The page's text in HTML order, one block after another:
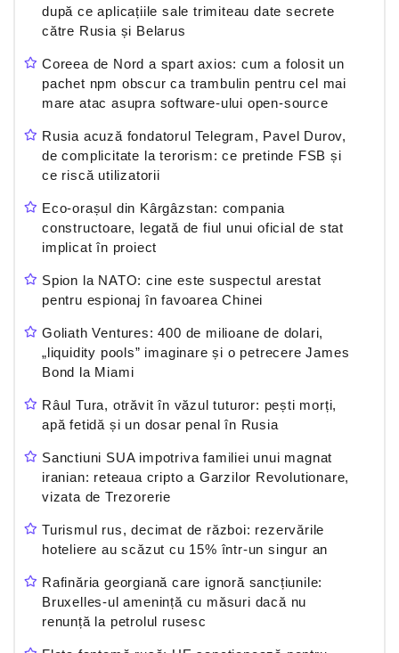
după ce aplicațiile sale trimiteau date secrete
către Rusia și Belarus
Coreea de Nord a spart axios: cum a folosit un
pachet npm obscur ca trambulin pentru cel mai
mare atac asupra software-ului open-source
Rusia acuză fondatorul Telegram, Pavel Durov,
de complicitate la terorism: ce pretinde FSB și
ce riscă utilizatorii
Eco-orașul din Kârgâzstan: compania
constructoare, legată de fiul unui oficial de stat
implicat în proiect
Spion la NATO: cine este suspectul arestat
pentru espionaj în favoarea Chinei
Goliath Ventures: 400 de milioane de dolari,
„liquidity pools” imaginare și o petrecere James
Bond la Miami
Râul Tura, otrăvit în văzul tuturor: pești morți,
apă fetidă și un dosar penal în Rusia
Sanctiuni SUA impotriva familiei unui magnat
iranian: reteaua cripto a Garzilor Revolutionare,
vizata de Trezorerie
Turismul rus, decimat de război: rezervările
hoteliere au scăzut cu 15% într-un singur an
Rafinăria georgiană care ignoră sancțiunile:
Bruxelles-ul amenință cu măsuri dacă nu
renunță la petrolul rusesc